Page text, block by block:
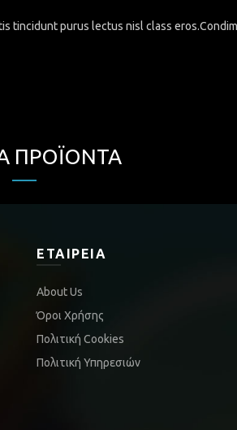
tincidunt purus lectus nisl class
ΠΡΟΪΌΝΤΑ
ΕΤΑΙΡΕΊΑ
About Us
Όροι Χρήσης
Πολιτική Cookies
Πολιτική Υπηρεσιών